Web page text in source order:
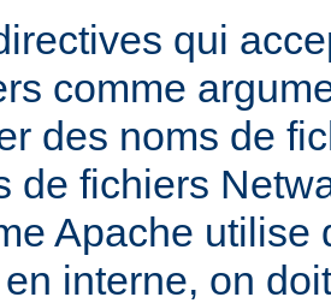
qui
comme
des noms de
de fichiers
Apache utilise
interne, on